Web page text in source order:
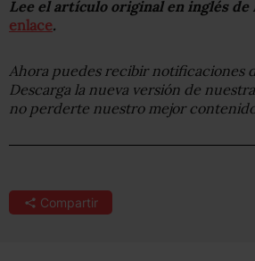
Lee el artículo original en inglés de
enlace.
Ahora puedes recibir notificaciones
Descarga la nueva versión de
no perderte nuestro mejor
Compartir